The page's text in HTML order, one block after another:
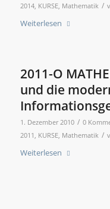
2014, KURSE, Mathematik /
Weiterlesen
2011-O
und die
1. Dezember 2010 / 0
2011 , KURSE, Mathematik /
Weiterlesen